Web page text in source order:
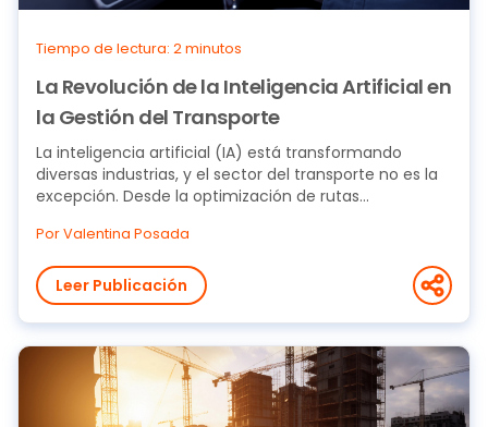
Tiempo de lectura: 2 minutos
La Revolución de la Inteligencia Artificial en
la Gestión del Transporte
La inteligencia artificial (IA) está transformando
diversas industrias, y el sector del transporte no es la
excepción. Desde la optimización de rutas...
Por Valentina Posada
Leer Publicación